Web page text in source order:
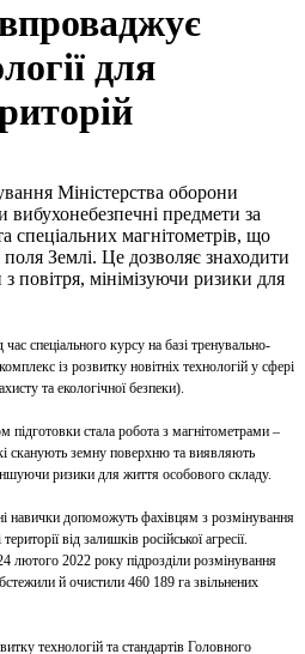
для
Міністерства оборони
предмети за
спеціальних магнітометрів, що
Землі. Це дозволяє знаходити
з повітря, мінімізуючи ризики для
спеціального курсу на базі тренувально-
із розвитку новітніх технологій у сфері
та екологічної безпеки).
стала робота з магнітометрами –
сканують земну поверхню та виявляють
ризики для життя особового складу.
навички допоможуть фахівцям з розмінування
від залишків російської агресії.
лютого 2022 року підрозділи розмінування
й очистили 460 189 га звільнених
технологій та стандартів Головного